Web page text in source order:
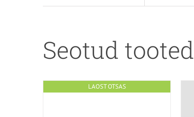
Seotud tooted
LAOST OTSAS